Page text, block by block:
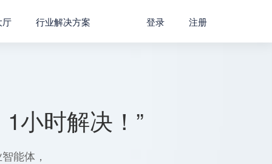
厅 行业解决方案 登录 注册
小时解决！”
能体，